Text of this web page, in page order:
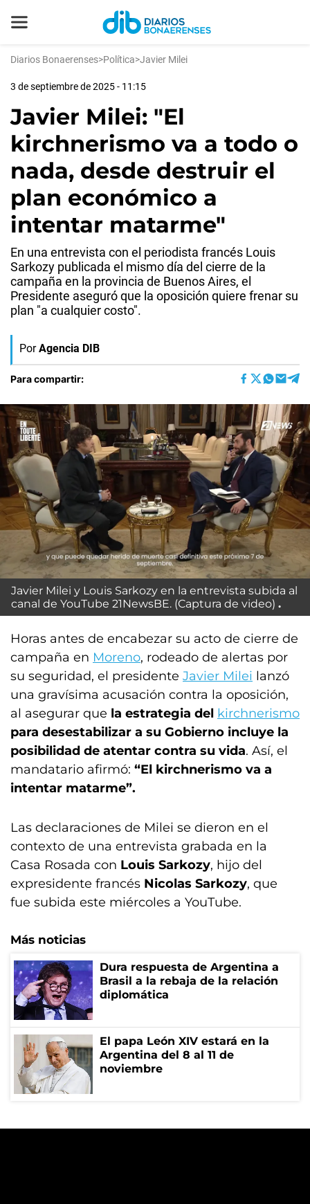
Diarios Bonaerenses>Política>Javier Milei
3 de septiembre de 2025 - 11:15
Javier Milei: "El
kirchnerismo va a todo o
nada, desde destruir el
plan económico a
intentar matarme"
En una entrevista con el periodista francés Louis
Sarkozy publicada el mismo día del cierre de la
campaña en la provincia de Buenos Aires, el
Presidente aseguró que la oposición quiere frenar su
plan "a cualquier costo".
Por Agencia DIB
Para compartir:
Javier Milei y Louis Sarkozy en la entrevista subida al
canal de YouTube 21NewsBE. (Captura de video)
Horas antes de encabezar su acto de cierre de
campaña en Moreno, rodeado de alertas por
su seguridad, el presidente Javier Milei lanzó
una gravísima acusación contra la oposición,
al asegurar que la estrategia del kirchnerismo
para desestabilizar a su Gobierno incluye la
posibilidad de atentar contra su vida. Así, el
mandatario afirmó: “El kirchnerismo va a
intentar matarme”.
Las declaraciones de Milei se dieron en el
contexto de una entrevista grabada en la
Casa Rosada con Louis Sarkozy, hijo del
expresidente francés Nicolas Sarkozy, que
fue subida este miércoles a YouTube.
Más noticias
Dura respuesta de Argentina a
Brasil a la rebaja de la relación
diplomática
El papa León XIV estará en la
Argentina del 8 al 11 de
noviembre